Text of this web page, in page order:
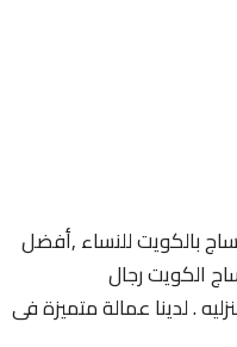
بالكويت للنساء ,أفضل
. لدينا عمالة متميزة فى